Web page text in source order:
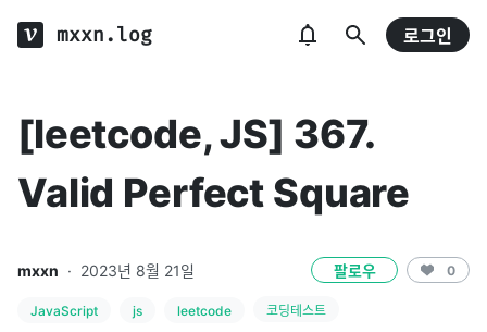
mxxn.log 로그인
[leetcode, JS] 367.
Valid Perfect Square
mxxn · 2023년 8월 21일 팔로우 0
JavaScript js leetcode 코딩테스트